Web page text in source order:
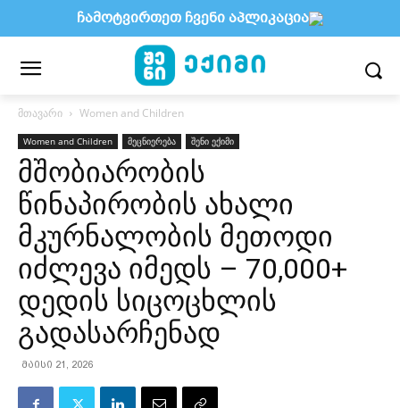
მთავარი Women and Children
Women and Children მეცნიერება შენი ექიმი
მშობიარობის
წინაპირობის ახალი
მკურნალობის მეთოდი
იძლევა იმედს – 70,000+
დედის სიცოცხლის
გადასარჩენად
მაისი 21, 2026
ჩამოტვირთეთ ჩვენი აპლიკაცია